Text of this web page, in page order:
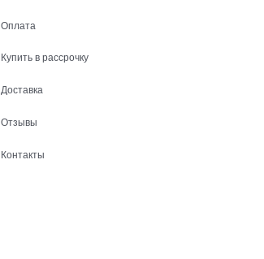
Оплата
Купить в рассрочку
Доставка
Отзывы
Контакты